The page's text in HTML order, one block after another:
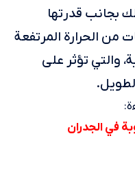
بجانب قدرتها
من الحرارة المرتفعة
والتي تؤثر على
في الجدران